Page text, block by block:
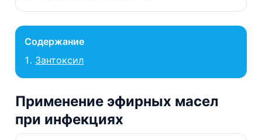
Содержание
Зантоксил
Применение эфирных масел
при инфекциях